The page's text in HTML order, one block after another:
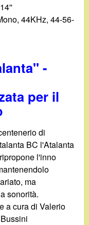
44KHz, 44-56-
-
per il
di
BC l'Atalanta
l'inno
ma
sonorità.
a cura di Valerio